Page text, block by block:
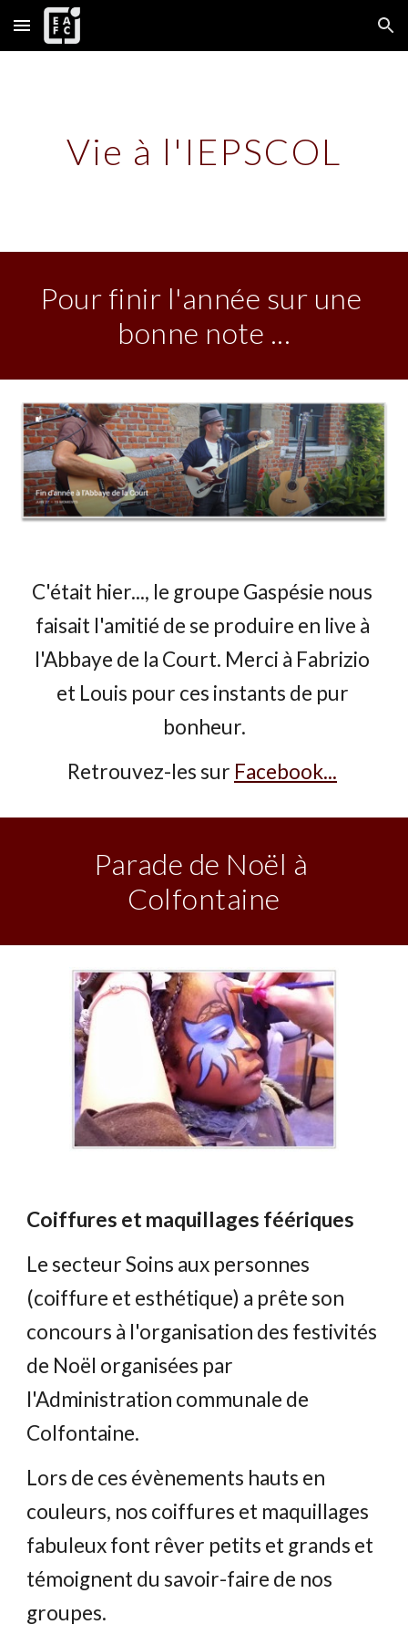
Skip to main content Skip to navigation
Vie à l'IEPSCOL
Pour finir l'année sur une
bonne note ...
C'était hier..., le groupe Gaspésie nous
faisait l'amitié de se produire en live à
l'Abbaye de la Court. Merci à Fabrizio
et Louis pour ces instants de pur
bonheur.
Retrouvez-les sur Facebook...
Parade de Noël à
Colfontaine
Coiffures et maquillages féériques
Le secteur Soins aux personnes
(coiffure et esthétique) a prête son
concours à l'organisation des festivités
de Noël organisées par
l'Administration communale de
Colfontaine.
Lors de ces évènements hauts en
couleurs, nos coiffures et maquillages
fabuleux font rêver petits et grands et
témoignent du savoir-faire de nos
groupes.